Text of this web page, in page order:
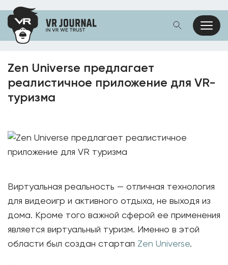
Zen Universe предлагает
реалистичное приложение для VR-
туризма
Виртуальная реальность — отличная технология
для видеоигр и активного отдыха, не выходя из
дома. Кроме того важной сферой ее применения
является виртуальный туризм. Именно в этой
области был создан стартап Zen Universe.